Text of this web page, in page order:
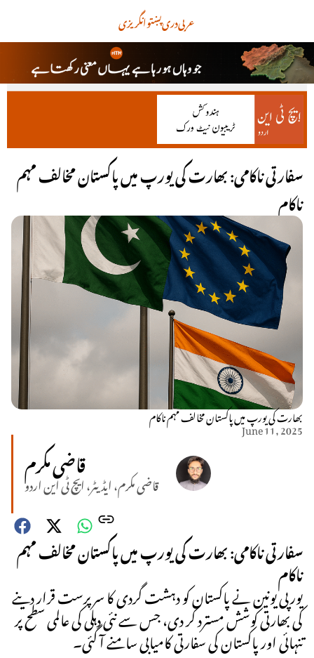
انگریزیپښتودریعربی
سفارتی ناکامی: بھارت کی یورپ میں پاکستان مخالف مہم
ناکام
بھارت کی یورپ میں پاکستان مخالف مہم ناکام
June 11, 2025
قاضی مکرم
قاضی مکرم، ایڈیٹر، ایچ ٹی این اردو
سفارتی ناکامی: بھارت کی یورپ میں پاکستان مخالف مہم
ناکام
یورپی یونین نے پاکستان کو دہشت گردی کا سرپرست قرار دینے
کی بھارتی کوشش مسترد کر دی، جس سے نئی دہلی کی عالمی سطح پر
تنہائی اور پاکستان کی سفارتی کامیابی سامنے آ گئی۔